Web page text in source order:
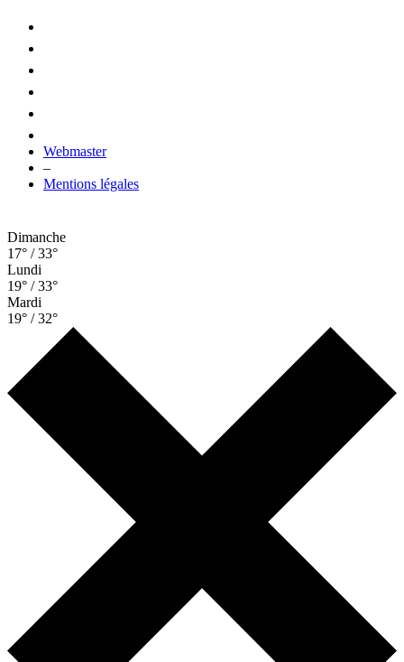
Webmaster
–
Mentions légales
Dimanche
17° / 33°
Lundi
19° / 33°
Mardi
19° / 32°